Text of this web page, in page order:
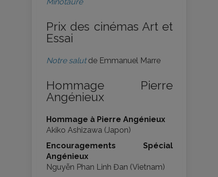
Minotaure
Prix des cinémas Art et
Essai
Notre salutde Emmanuel Marre
Hommage Pierre
Angénieux
Hommage à Pierre Angénieux
Akiko Ashizawa (Japon)
Encouragements Spécial
Angénieux
Nguyễn Phan Linh Đan (Vietnam)